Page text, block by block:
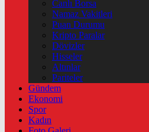
Canlı Borsa
Namaz Vakitleri
Puan Durumu
Kripto Paralar
Dövizler
Hisseler
Altınlar
Pariteler
Gündem
Ekonomi
Spor
Kadın